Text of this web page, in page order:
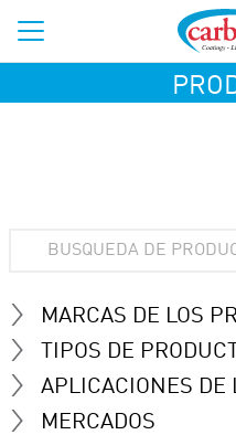
MARCAS DE LOS
TIPOS DE
APLICACIONES DE
MERCADOS